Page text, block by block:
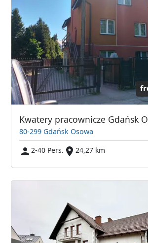
Kwatery pracownicze Gdańsk
80-299 Gdańsk Osowa
2-40 Pers.
24,27 km